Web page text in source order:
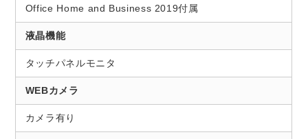
Office Home and Business 2019付属
液晶機能
タッチパネルモニタ
WEBカメラ
カメラ有り